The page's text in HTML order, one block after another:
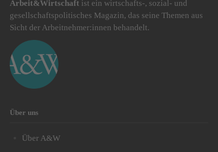
Arbeit&Wirtschaft ist ein wirtschafts-, sozial- und
gesellschaftspolitisches Magazin, das seine Themen aus
Sicht der Arbeitnehmer:innen behandelt.
Über uns
Über A&W